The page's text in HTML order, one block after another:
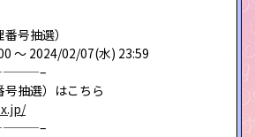
号抽選）
〜 2024/02/07(水) 23:59
号抽選）はこちら